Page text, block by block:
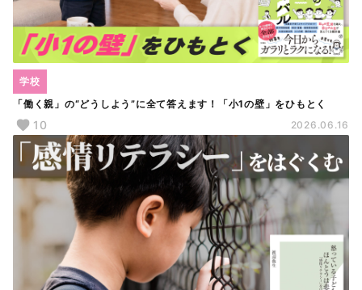
「働く親」の“どうしよう”に全て答えます！「小1の壁」をひもとく
学校
10 2026.06.16